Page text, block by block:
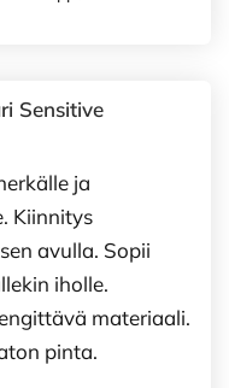
Sensitive
ja
Kiinnitys
avulla. Sopii
iholle.
materiaali.
pinta.